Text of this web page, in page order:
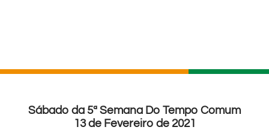
Sábado da 5ª Semana Do Tempo Comum
13 de Fevereiro de 2021